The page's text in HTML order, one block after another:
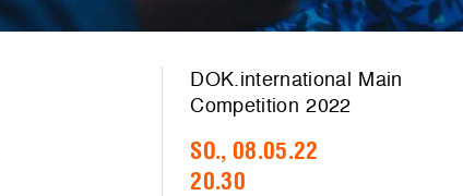
DOK.international Main
Competition 2022
SO., 08.05.22
20.30